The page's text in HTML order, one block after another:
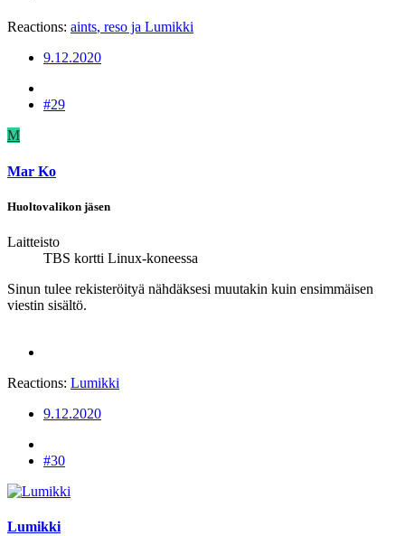
Reactions: aints, reso ja Lumikki
9.12.2020
#29
M
Mar Ko
Huoltovalikon jäsen
Laitteisto
TBS kortti Linux-koneessa
Sinun tulee rekisteröityä nähdäksesi muutakin kuin ensimmäisen
viestin sisältö.
Reactions: Lumikki
9.12.2020
#30
Lumikki